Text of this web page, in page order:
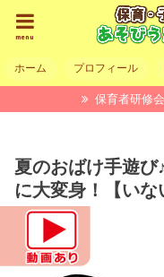
menu
ホーム プロフィール
保育者研修
夏のおばけ手遊
に大変身！【いな